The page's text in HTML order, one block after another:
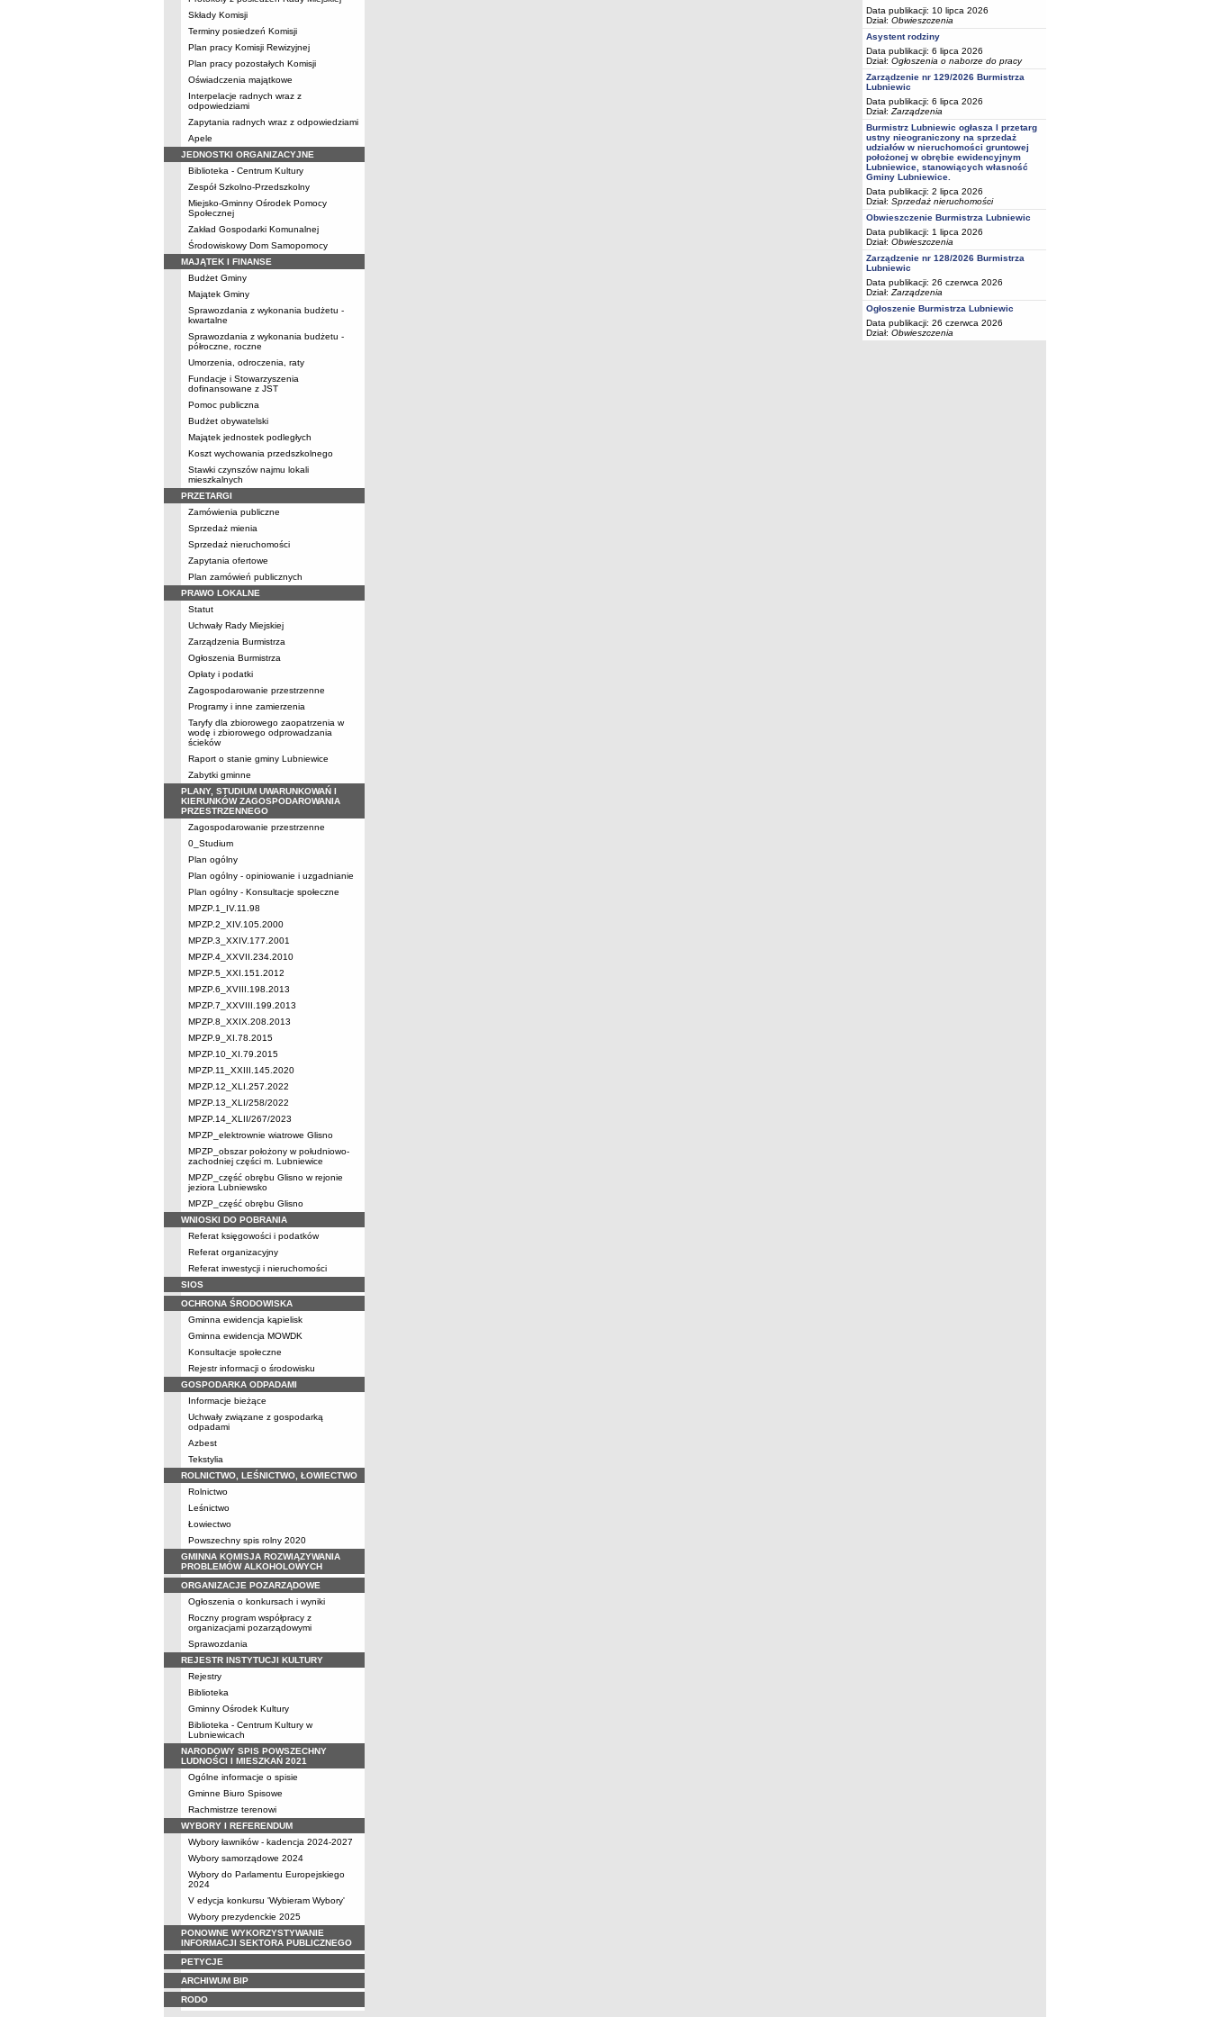
Składy Komisji
Terminy posiedzeń Komisji
Plan pracy Komisji Rewizyjnej
Plan pracy pozostałych Komisji
Oświadczenia majątkowe
Interpelacje radnych wraz z
odpowiedziami
Zapytania radnych wraz z odpowiedziami
Apele
JEDNOSTKI ORGANIZACYJNE
Biblioteka - Centrum Kultury
Zespół Szkolno-Przedszkolny
Miejsko-Gminny Ośrodek Pomocy
Społecznej
Zakład Gospodarki Komunalnej
Środowiskowy Dom Samopomocy
MAJĄTEK I FINANSE
Budżet Gminy
Majątek Gminy
Sprawozdania z wykonania budżetu -
kwartalne
Sprawozdania z wykonania budżetu -
półroczne, roczne
Umorzenia, odroczenia, raty
Fundacje i Stowarzyszenia
dofinansowane z JST
Pomoc publiczna
Budżet obywatelski
Majątek jednostek podległych
Koszt wychowania przedszkolnego
Stawki czynszów najmu lokali
mieszkalnych
PRZETARGI
Zamówienia publiczne
Sprzedaż mienia
Sprzedaż nieruchomości
Zapytania ofertowe
Plan zamówień publicznych
PRAWO LOKALNE
Statut
Uchwały Rady Miejskiej
Zarządzenia Burmistrza
Ogłoszenia Burmistrza
Opłaty i podatki
Zagospodarowanie przestrzenne
Programy i inne zamierzenia
Taryfy dla zbiorowego zaopatrzenia w
wodę i zbiorowego odprowadzania
ścieków
Raport o stanie gminy Lubniewice
Zabytki gminne
PLANY, STUDIUM UWARUNKOWAŃ I
KIERUNKÓW ZAGOSPODAROWANIA
PRZESTRZENNEGO
Zagospodarowanie przestrzenne
0_Studium
Plan ogólny
Plan ogólny - opiniowanie i uzgadnianie
Plan ogólny - Konsultacje społeczne
MPZP.1_IV.11.98
MPZP.2_XIV.105.2000
MPZP.3_XXIV.177.2001
MPZP.4_XXVII.234.2010
MPZP.5_XXI.151.2012
MPZP.6_XVIII.198.2013
MPZP.7_XXVIII.199.2013
MPZP.8_XXIX.208.2013
MPZP.9_XI.78.2015
MPZP.10_XI.79.2015
MPZP.11_XXIII.145.2020
MPZP.12_XLI.257.2022
MPZP.13_XLI/258/2022
MPZP.14_XLII/267/2023
MPZP_elektrownie wiatrowe Glisno
MPZP_obszar położony w południowo-
zachodniej części m. Lubniewice
MPZP_część obrębu Glisno w rejonie
jeziora Lubniewsko
MPZP_część obrębu Glisno
WNIOSKI DO POBRANIA
Referat księgowości i podatków
Referat organizacyjny
Referat inwestycji i nieruchomości
SIOS
OCHRONA ŚRODOWISKA
Gminna ewidencja kąpielisk
Gminna ewidencja MOWDK
Konsultacje społeczne
Rejestr informacji o środowisku
GOSPODARKA ODPADAMI
Informacje bieżące
Uchwały związane z gospodarką
odpadami
Azbest
Tekstylia
ROLNICTWO, LEŚNICTWO, ŁOWIECTWO
Rolnictwo
Leśnictwo
Łowiectwo
Powszechny spis rolny 2020
GMINNA KOMISJA ROZWIĄZYWANIA
PROBLEMÓW ALKOHOLOWYCH
ORGANIZACJE POZARZĄDOWE
Ogłoszenia o konkursach i wyniki
Roczny program współpracy z
organizacjami pozarządowymi
Sprawozdania
REJESTR INSTYTUCJI KULTURY
Rejestry
Biblioteka
Gminny Ośrodek Kultury
Biblioteka - Centrum Kultury w
Lubniewicach
NARODOWY SPIS POWSZECHNY
LUDNOŚCI I MIESZKAŃ 2021
Ogólne informacje o spisie
Gminne Biuro Spisowe
Rachmistrze terenowi
WYBORY I REFERENDUM
Wybory ławników - kadencja 2024-2027
Wybory samorządowe 2024
Wybory do Parlamentu Europejskiego
2024
V edycja konkursu 'Wybieram Wybory'
Wybory prezydenckie 2025
PONOWNE WYKORZYSTYWANIE
INFORMACJI SEKTORA PUBLICZNEGO
PETYCJE
ARCHIWUM BIP
RODO
Data publikacji: 10 lipca 2026
Dział: Obwieszczenia
Asystent rodziny
Data publikacji: 6 lipca 2026
Dział: Ogłoszenia o naborze do pracy
Zarządzenie nr 129/2026 Burmistrza
Lubniewic
Data publikacji: 6 lipca 2026
Dział: Zarządzenia
Burmistrz Lubniewic ogłasza I przetarg
ustny nieograniczony na sprzedaż
udziałów w nieruchomości gruntowej
położonej w obrębie ewidencyjnym
Lubniewice, stanowiących własność
Gminy Lubniewice.
Data publikacji: 2 lipca 2026
Dział: Sprzedaż nieruchomości
Obwieszczenie Burmistrza Lubniewic
Data publikacji: 1 lipca 2026
Dział: Obwieszczenia
Zarządzenie nr 128/2026 Burmistrza
Lubniewic
Data publikacji: 26 czerwca 2026
Dział: Zarządzenia
Ogłoszenie Burmistrza Lubniewic
Data publikacji: 26 czerwca 2026
Dział: Obwieszczenia